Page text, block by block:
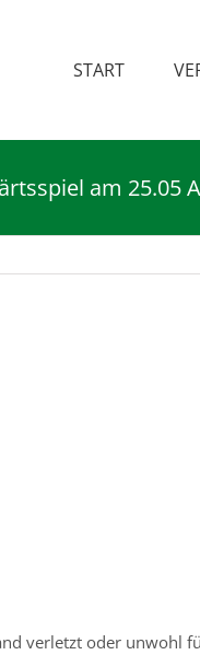
START
am 25.05
verletzt oder unwohl